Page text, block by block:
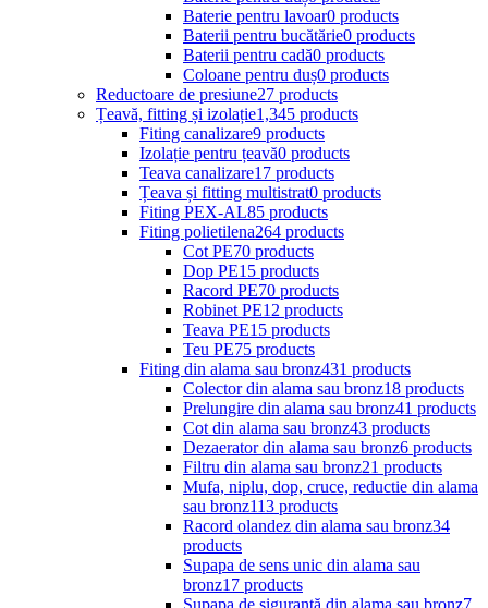
Baterie pentru lavoar0 products
Baterii pentru bucătărie0 products
Baterii pentru cadă0 products
Coloane pentru duș0 products
Reductoare de presiune27 products
Țeavă, fitting și izolație1,345 products
Fiting canalizare9 products
Izolație pentru țeavă0 products
Teava canalizare17 products
Țeava și fitting multistrat0 products
Fiting PEX-AL85 products
Fiting polietilena264 products
Cot PE70 products
Dop PE15 products
Racord PE70 products
Robinet PE12 products
Teava PE15 products
Teu PE75 products
Fiting din alama sau bronz431 products
Colector din alama sau bronz18 products
Prelungire din alama sau bronz41 products
Cot din alama sau bronz43 products
Dezaerator din alama sau bronz6 products
Filtru din alama sau bronz21 products
Mufa, niplu, dop, cruce, reductie din alama
sau bronz113 products
Racord olandez din alama sau bronz34
products
Supapa de sens unic din alama sau
bronz17 products
Supapa de sigurantă din alama sau bronz7